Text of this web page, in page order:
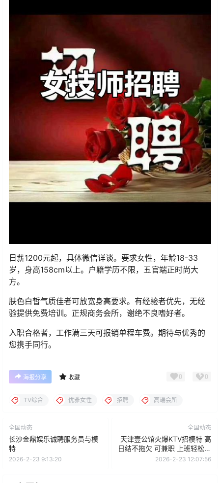
日薪1200元起，具体微信详谈。要求女性，年龄18-33
岁，身高158cm以上。户籍学历不限，五官端正时尚大
方。
肤色白皙气质佳者可放宽身高要求。有经验者优先，无经
验提供免费培训。正规商务会所，谢绝不良嗜好者。
入职合格者，工作满三天可报销单程车费。期待与优秀的
您携手同行。
海报分享 收藏 0 0
TV综合 优雅女性 招聘 高端会所
全国动态
长沙金鼎娱乐诚聘服务员与模
特
2026-2-23 9:13:20
全国动态
天津壹公馆火爆KTV招模特 高
日结不拖欠 可兼职 上班轻松自
由 赚钱多
2026-2-23 12:07:56